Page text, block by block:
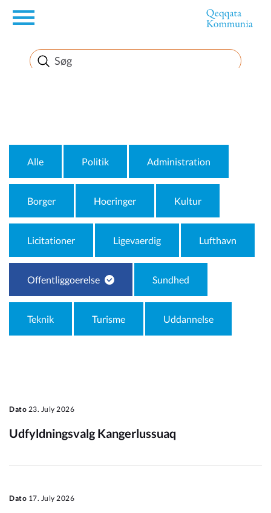
en
Borger
Politik
Turisme
Kommuneplanen
Om_kommunen
Alle Politik Administration
Borger Hoeringer Kultur
Licitationer Ligevaerdig Lufthavn
Offentliggoerelse Sundhed
Teknik Turisme Uddannelse
Dato 23. July 2026
Udfyldningsvalg Kangerlussuaq
Dato 17. July 2026